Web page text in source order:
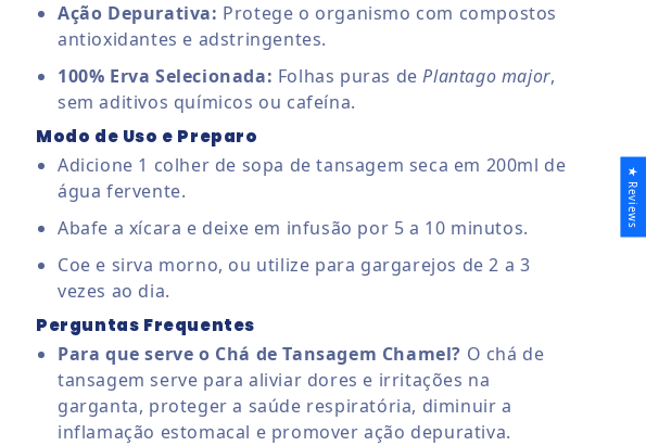
Ação Depurativa: Protege o organismo com compostos
antioxidantes e adstringentes.
100% Erva Selecionada: Folhas puras dePlantago major,
sem aditivos químicos ou cafeína.
Modo de Uso e Preparo
Adicione 1 colher de sopa de tansagem seca em 200ml de
água fervente.
Abafe a xícara e deixe em infusão por 5 a 10 minutos.
Coe e sirva morno, ou utilize para gargarejos de 2 a 3
vezes ao dia.
Perguntas Frequentes
Para que serve o Chá de Tansagem Chamel? O chá de
tansagem serve para aliviar dores e irritações na
garganta, proteger a saúde respiratória, diminuir a
inflamação estomacal e promover ação depurativa.
★ Reviews